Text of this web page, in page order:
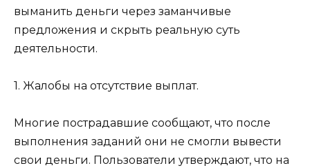
выманить деньги через заманчивые
предложения и скрыть реальную суть
деятельности.
1. Жалобы на отсутствие выплат.
Многие пострадавшие сообщают, что после
выполнения заданий они не смогли вывести
свои деньги. Пользователи утверждают, что на